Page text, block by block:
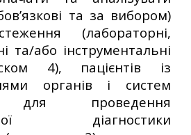
та за вибором)
(лабораторні,
та/або інструментальні
4), пацієнтів із
органів і систем
для проведення
діагностики